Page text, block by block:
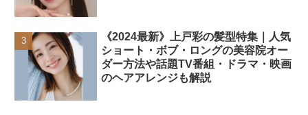
《2024最新》上戸彩の髪型特集｜人気
ショート・ボブ・ロングの美容院オー
ダー方法や話題TV番組・ドラマ・映画
のヘアアレンジも解説